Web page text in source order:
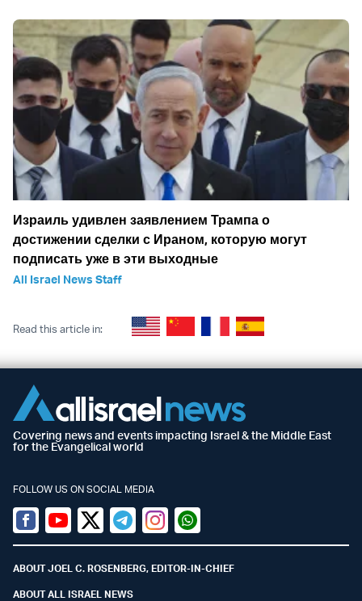
Израиль удивлен заявлением Трампа о
достижении сделки с Ираном, которую могут
подписать уже в эти выходные
All Israel News Staff
Read this article in:
Covering news and events impacting Israel & the Middle East
for the Evangelical world
FOLLOW US ON SOCIAL MEDIA
Facebook
YoutubeTwitter (X)
TelegramInstagramWhatsapp
ABOUT JOEL C. ROSENBERG, EDITOR-IN-CHIEF
ABOUT ALL ISRAEL NEWS